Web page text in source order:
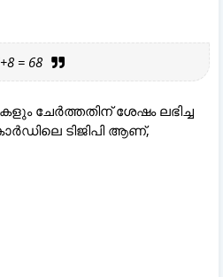
= 68
ചേർത്തതിന് ശേഷം ലഭിച്ച
ടിജിപി ആണ്,